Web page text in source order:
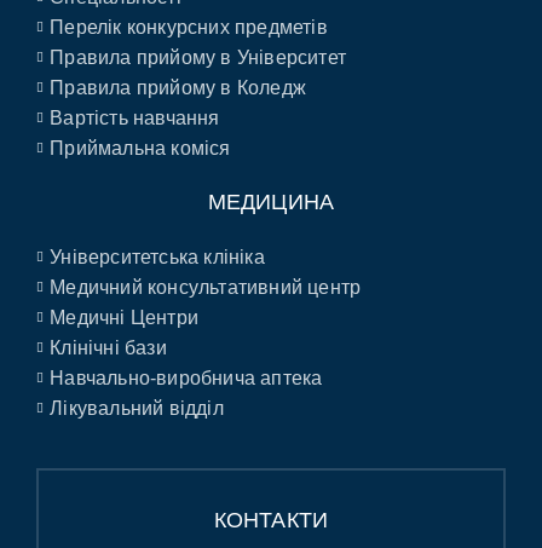
Перелік конкурсних предметів
Правила прийому в Університет
Правила прийому в Коледж
Вартість навчання
Приймальна коміся
МЕДИЦИНА
Університетська клініка
Медичний консультативний центр
Медичні Центри
Клінічні бази
Навчально-виробнича аптека
Лікувальний відділ
КОНТАКТИ